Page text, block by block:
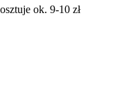
ok. 9-10 zł